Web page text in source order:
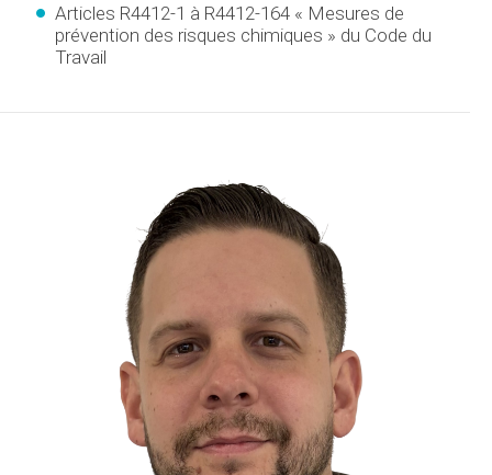
Articles R4412-1 à R4412-164 « Mesures de
prévention des risques chimiques » du Code du
Travail